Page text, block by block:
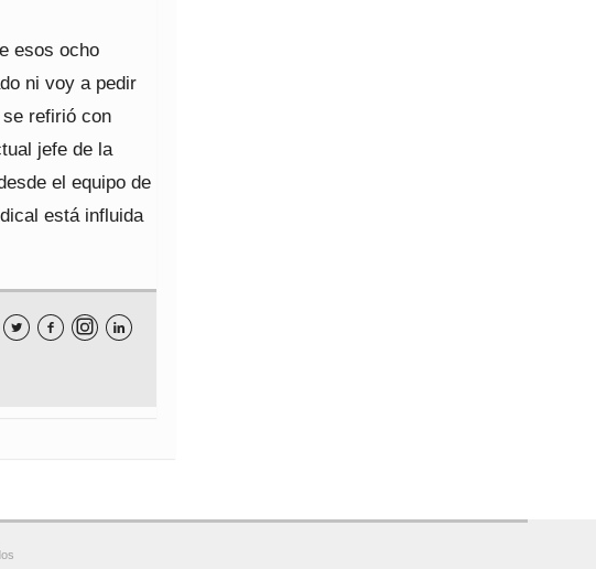
esos ocho
ni voy a pedir
refirió con
jefe de la
el equipo de
está influida
  